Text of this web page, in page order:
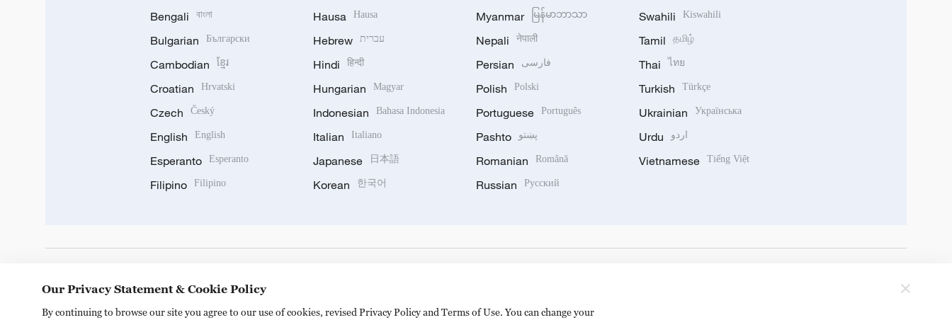
Bengali বাংলা
Bulgarian Български
Cambodian ខ្មែរ
Croatian Hrvatski
Czech Český
English English
Esperanto Esperanto
Filipino Filipino
Hausa Hausa
Hebrew עברית
Hindi हिन्दी
Hungarian Magyar
Indonesian Bahasa Indonesia
Italian Italiano
Japanese 日本語
Korean 한국어
Myanmar မြန်မာဘာသာ
Nepali नेपाली
Persian فارسی
Polish Polski
Portuguese Português
Pashto پښتو
Romanian Română
Russian Русский
Swahili Kiswahili
Tamil தமிழ்
Thai ไทย
Turkish Türkçe
Ukrainian Українська
Urdu اردو
Vietnamese Tiếng Việt
Our Privacy Statement & Cookie Policy
By continuing to browse our site you agree to our use of cookies, revised Privacy Policy and Terms of Use. You can change your